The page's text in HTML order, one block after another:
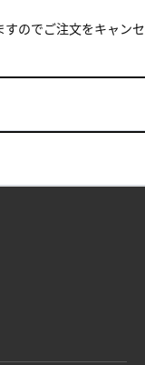
すのでご注文をキャンセ